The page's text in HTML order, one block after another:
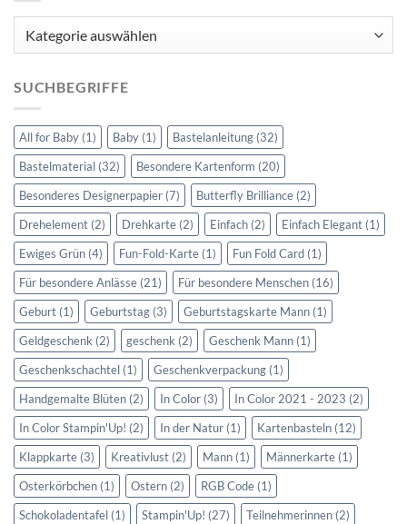
SUCHBEGRIFFE
All for Baby (1) Baby (1) Bastelanleitung (32)
Bastelmaterial (32) Besondere Kartenform (20)
Besonderes Designerpapier (7) Butterfly Brilliance (2)
Drehelement (2) Drehkarte (2) Einfach (2) Einfach Elegant (1)
Ewiges Grün (4) Fun-Fold-Karte (1) Fun Fold Card (1)
Für besondere Anlässe (21) Für besondere Menschen (16)
Geburt (1) Geburtstag (3) Geburtstagskarte Mann (1)
Geldgeschenk (2) geschenk (2) Geschenk Mann (1)
Geschenkschachtel (1) Geschenkverpackung (1)
Handgemalte Blüten (2) In Color (3) In Color 2021 - 2023 (2)
In Color Stampin'Up! (2) In der Natur (1) Kartenbasteln (12)
Klappkarte (3) Kreativlust (2) Mann (1) Männerkarte (1)
Osterkörbchen (1) Ostern (2) RGB Code (1)
Schokoladentafel (1) Stampin'Up! (27) Teilnehmerinnen (2)